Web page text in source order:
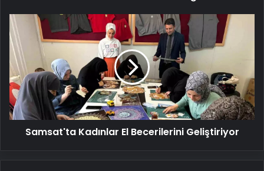
Samsat'ta
Kadınlar
El
Becerilerini
Geliştiriyor
Samsat'ta Kadınlar El Becerilerini Geliştiriyor